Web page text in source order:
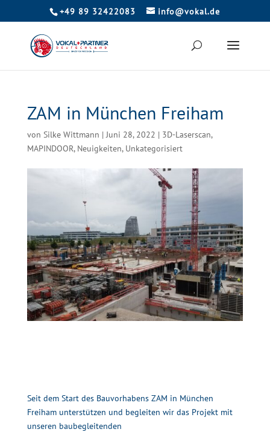
+49 89 32422083 info@vokal.de
ZAM in München Freiham
von Silke Wittmann |Juni 28, 2022 | 3D-Laserscan,
MAPINDOOR, Neuigkeiten, Unkategorisiert
Seit dem Start des Bauvorhabens ZAM in München
Freiham unterstützen und begleiten wir das Projekt mit
unseren baubegleitenden